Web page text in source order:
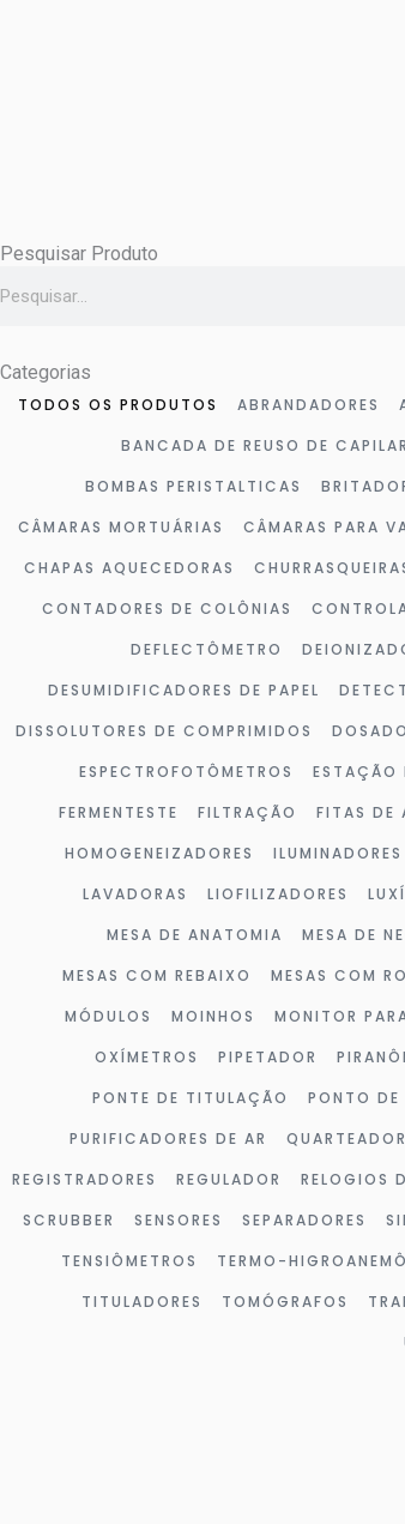
Pesquisar Produto
Categorias
ABRANDADORES
BANCADA DE REUSO DE
BOMBAS PERISTALTICAS
CÂMARAS MORTUÁRIAS
CÂMARAS PARA
CHAPAS AQUECEDORAS
CONTADORES DE COLÔNIAS
DEFLECTÔMETRO
DESUMIDIFICADORES DE PAPEL
DISSOLUTORES DE COMPRIMIDOS
ESPECTROFOTÔMETROS
ESTAÇÃO
FERMENTESTE
FILTRAÇÃO FITAS DE
HOMOGENEIZADORES
ILUMINADORES
LAVADORAS
LIOFILIZADORES
MESA DE ANATOMIA
MESA DE
MESAS COM REBAIXO
MESAS COM
MÓDULOS
MOINHOS MONITOR
OXÍMETROS
PIPETADOR
PONTE DE TITULAÇÃO
PONTO DE
PURIFICADORES DE AR
REGISTRADORES
REGULADOR RELOGIOS
SCRUBBER
SENSORES SEPARADORES
TENSIÔMETROS
TERMO-
TITULADORES
TOMÓGRAFOS
TODOS OS PRODUTOS